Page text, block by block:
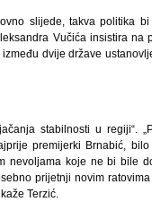
slijede, takva politika
Vučića insistira na
dvije države
stabilnosti u regiji“.
premijerki Brnabić,
nevoljama koje ne bi bile
prijetnji novim
Terzić.